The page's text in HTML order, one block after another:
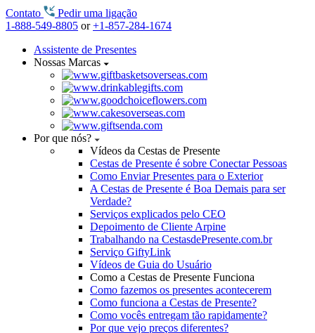
Contato
Pedir uma ligação
1-888-549-8805 or+1-857-284-1674
Assistente de Presentes
Nossas Marcas
Por que nós?
Vídeos da Cestas de Presente
Cestas de Presente é sobre Conectar Pessoas
Como Enviar Presentes para o Exterior
A Cestas de Presente é Boa Demais para ser
Verdade?
Serviços explicados pelo CEO
Depoimento de Cliente Arpine
Trabalhando na CestasdePresente.com.br
Serviço GiftyLink
Vídeos de Guia do Usuário
Como a Cestas de Presente Funciona
Como fazemos os presentes acontecerem
Como funciona a Cestas de Presente?
Como vocês entregam tão rapidamente?
Por que vejo preços diferentes?